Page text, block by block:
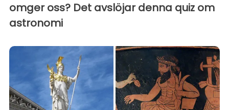
omger oss? Det avslöjar denna quiz om
astronomi